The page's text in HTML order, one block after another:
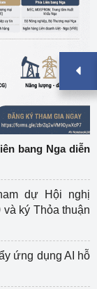
bang Nga diễn
dự Hội nghị
ký Thỏa thuận
ứng dụng AI hỗ